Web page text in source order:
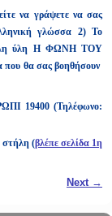
να γράψετε να σας
γλώσσα 2) Το
ύλη Η ΦΩΝΗ ΤΟΥ
θα σας βοηθήσουν
19400 (Τηλέφωνο:
στήλη (βλέπε σελίδα 1η
Next →